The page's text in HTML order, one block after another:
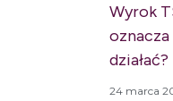
Wyrok
działać?
24 marca